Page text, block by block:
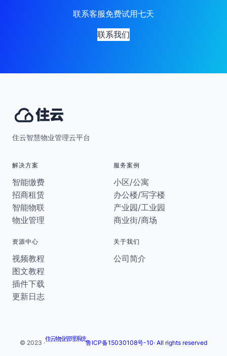
联系客服免费试用七天
联系我们
住云智慧物业管理云平台
解决方案
智能缴费
招商租赁
智能物联
物业管理
服务案例
小区/公寓
办公楼/写字楼
产业园/工业园
商业街/商场
资源中心
视频教程
图文教程
插件下载
更新日志
关于我们
公司简介
© 2023 ·
住云物业管理系统
鲁ICP备15030108号-10· All rights reserved